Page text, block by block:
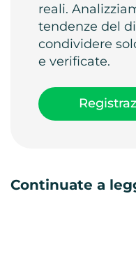
reali.
tendenze del
condividere
e verificate.
Continuate a